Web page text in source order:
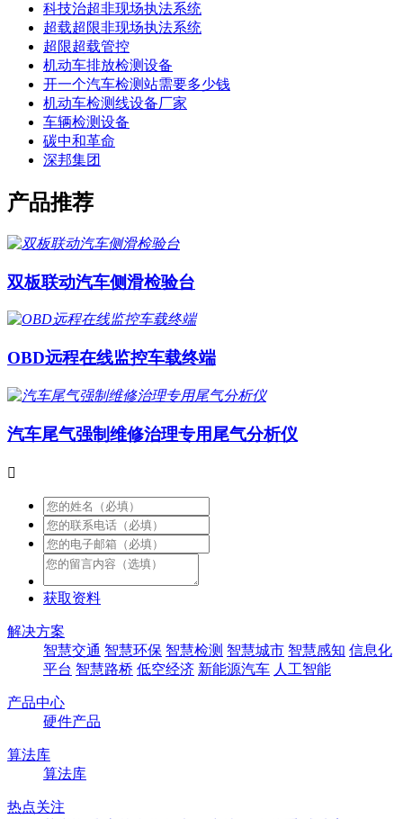
科技治超非现场执法系统
超载超限非现场执法系统
超限超载管控
机动车排放检测设备
开一个汽车检测站需要多少钱
机动车检测线设备厂家
车辆检测设备
碳中和革命
深邦集团
产品推荐
双板联动汽车侧滑检验台
OBD远程在线监控车载终端
汽车尾气强制维修治理专用尾气分析仪

获取资料
解决方案
智慧交通 智慧环保 智慧检测 智慧城市 智慧感知 信息化
平台 智慧路桥 低空经济 新能源汽车 人工智能
产品中心
硬件产品
算法库
算法库
热点关注